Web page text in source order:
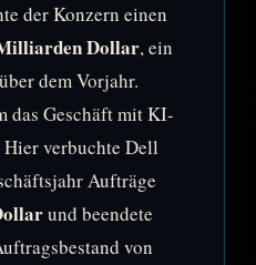
der Konzern einen
Dollar, ein
dem Vorjahr.
das Geschäft mit KI-
verbuchte Dell
Aufträge
und beendete
von